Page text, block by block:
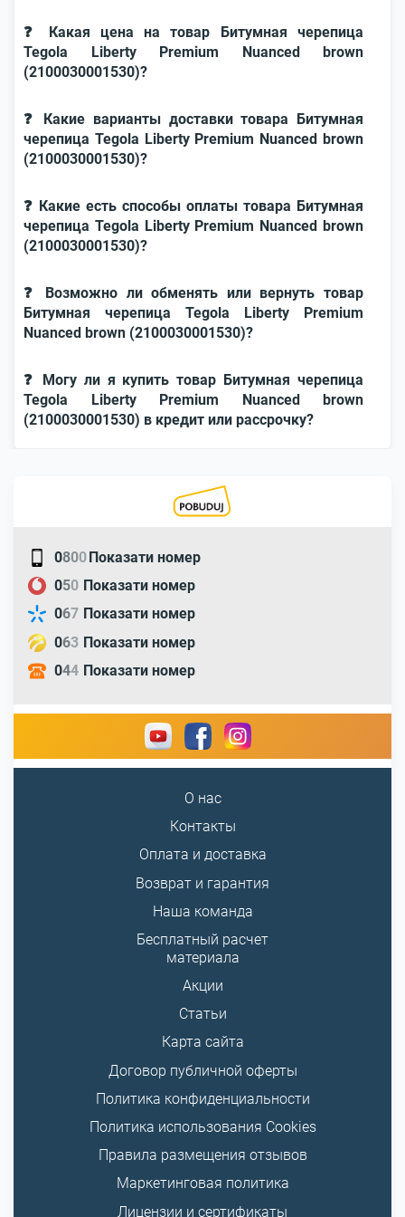
❓ Какая цена на товар Битумная черепица
Tegola Liberty Premium Nuanced brown
(2100030001530)?
❓ Какие варианты доставки товара Битумная
черепица Tegola Liberty Premium Nuanced brown
(2100030001530)?
❓ Какие есть способы оплаты товара Битумная
черепица Tegola Liberty Premium Nuanced brown
(2100030001530)?
❓ Возможно ли обменять или вернуть товар
Битумная черепица Tegola Liberty Premium
Nuanced brown (2100030001530)?
❓ Могу ли я купить товар Битумная черепица
Tegola Liberty Premium Nuanced brown
(2100030001530) в кредит или рассрочку?
0800Показати номер
050 Показати номер
067 Показати номер
063 Показати номер
044 Показати номер
О нас
Контакты
Оплата и доставка
Возврат и гарантия
Наша команда
Бесплатный расчет
материала
Акции
Статьи
Карта сайта
Договор публичной оферты
Политика конфиденциальности
Политика использования Cookies
Правила размещения отзывов
Маркетинговая политика
Лицензии и сертификаты